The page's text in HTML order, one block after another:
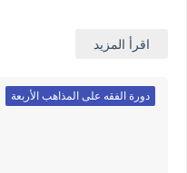
اقرأ المزيد
دورة الفقه على المذاهب الأربعة